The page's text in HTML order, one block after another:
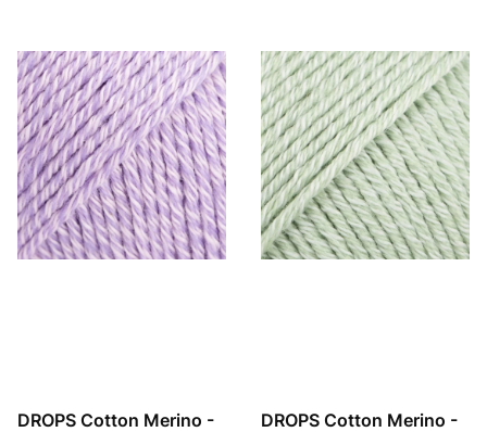
DROPS Cotton Merino -
DROPS Cotton Merino -